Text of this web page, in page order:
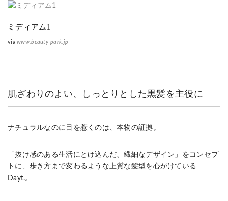
ミディアム1
viawww.beauty-park.jp
肌ざわりのよい、しっとりとした黒髪を主役に
ナチュラルなのに目を惹くのは、本物の証拠。
「抜け感のある生活にとけ込んだ、繊細なデザイン」をコンセプ
トに、歩き方まで変わるような上質な髪型を心がけている
Dayt.。